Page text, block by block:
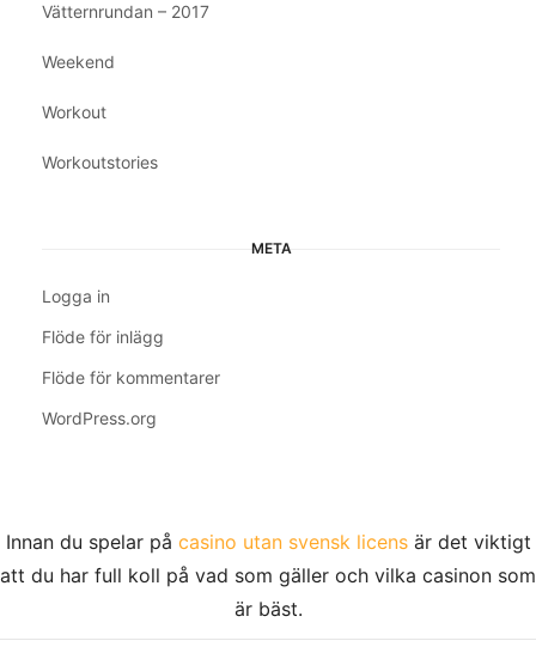
Vätternrundan – 2017
Weekend
Workout
Workoutstories
META
Logga in
Flöde för inlägg
Flöde för kommentarer
WordPress.org
Innan du spelar på casino utan svensk licensär det viktigt
att du har full koll på vad som gäller och vilka casinon som
är bäst.